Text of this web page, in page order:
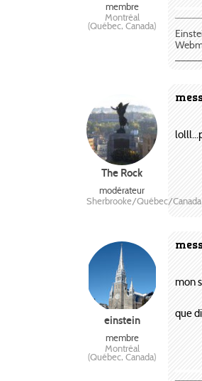
membre
Montréal
(Québec, Canada)
The Rock
modérateur
Sherbrooke/Québec/Canada
einstein
membre
Montréal
(Québec, Canada)
mon
que